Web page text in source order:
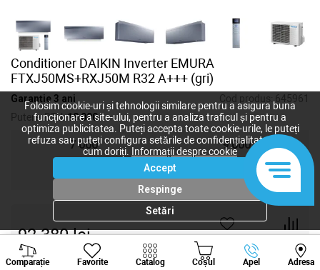
Conditioner DAIKIN Inverter EMURA
FTXJ50MS+RXJ50M R32 A+++ (gri)
Garanție 3 ani Cod produs: 645961
Putere, BTU:18 000
7 000 9 000
92 380lei
Comparație Favorite Catalog Coșul Apel Adresa
Viber Whatsapp
Folosim cookie-uri și tehnologii similare pentru a asigura buna
funcționare a site-ului, pentru a analiza traficul și pentru a
optimiza publicitatea. Puteți accepta toate cookie-urile, le puteți
refuza sau puteți configura setările de confidențialitate după
cum doriți.
Informații despre cookie
Accept
Respinge
Setări